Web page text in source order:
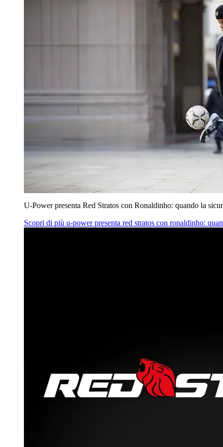
U‑Power presenta Red Stratos con Ronaldinho: quando la
Scopri di più u‑power presenta red stratos con ronaldinho: